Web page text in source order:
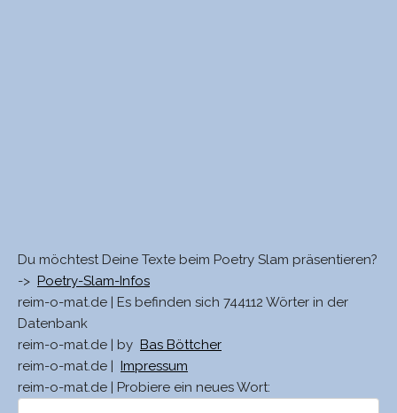
Du möchtest Deine Texte beim Poetry Slam präsentieren?
-> Poetry-Slam-Infos
reim-o-mat.de | Es befinden sich 744112 Wörter in der
Datenbank
reim-o-mat.de | by Bas Böttcher
reim-o-mat.de |
Impressum
reim-o-mat.de | Probiere ein neues Wort: